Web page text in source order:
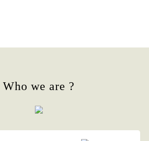
Who we are ?